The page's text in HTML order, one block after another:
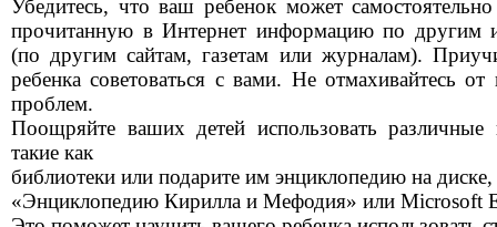
Убедитесь, что ваш ребенок может
прочитанную в Интернет информацию по другим
(по другим сайтам, газетам или журналам).
ребенка советоваться с вами. Не отмахивайтесь от
проблем.
Поощряйте ваших детей использовать различные
такие как
библиотеки или подарите им энциклопедию на
«Энциклопедию Кирилла и Мефодия» или Microsoft